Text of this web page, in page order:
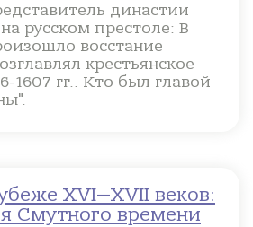
династии
русском престоле: В
восстание
крестьянское
1607 гг.. Кто был главой
XVI—XVII веков:
Смутного времени